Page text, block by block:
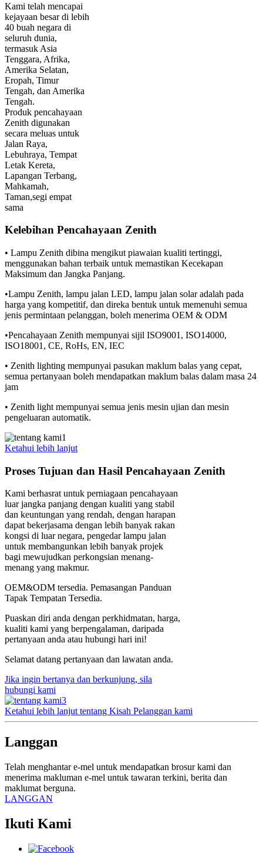
Kami telah mencapai
kejayaan besar di lebih
40 buah negara di
seluruh dunia,
termasuk Asia
Tenggara, Afrika,
Amerika Selatan,
Eropah, Timur
Tengah, dan Amerika
Tengah.
Produk pencahayaan
Zenith digunakan
secara meluas untuk
Jalan Raya,
Lebuhraya, Tempat
Letak Kereta,
Lapangan Terbang,
Mahkamah,
Taman,segi empat
sama
Kelebihan Pencahayaan Zenith
• Lampu Zenith dibina mengikut piawaian kualiti tertinggi,
menggunakan bahan terbaik untuk memastikan Kecekapan
Maksimum dan Jangka Panjang.
•Lampu Zenith, lampu jalan LED, lampu jalan solar adalah pada
harga yang kompetitif, dan direka bentuk untuk memenuhi semua
jenis permintaan pelanggan, boleh menerima OEM & ODM
•Pencahayaan Zenith mempunyai sijil ISO9001, ISO14000,
ISO18001, CE, RoHs, EN, IEC
• Zenith lighting mempunyai pasukan maklum balas yang cepat,
semua pertanyaan boleh mendapatkan maklum balas dalam masa 24
jam
• Zenith light mempunyai semua jenis mesin ujian dan mesin
pengeluaran automatik.
Ketahui lebih lanjut
Proses Tujuan dan Hasil Pencahayaan Zenith
Kami berhasrat untuk perniagaan pencahayaan
luar jangka panjang dengan kualiti yang stabil
dan keuntungan yang rendah, dengan harapan
dapat bekerjasama dengan lebih banyak rakan
kongsi di luar negara, pengedar lampu jalan
untuk membangunkan lebih banyak projek
bagi mewujudkan perkongsian menang-
menang yang makmur.
OEM&ODM tersedia. Pemasangan Panduan
Tapak Tempatan Tersedia.
Puaskan diri anda dengan perkhidmatan, harga,
kualiti kami yang berpengalaman, daripada
pertanyaan anda atau hubungi hari ini!
Selamat datang pertanyaan dan lawatan anda.
Jika ingin bertanya dan berkunjung, sila
hubungi kami
Ketahui lebih lanjut tentang Kisah Pelanggan kami
Langgan
Telah menghantar e-mel untuk mendapatkan brosur kami dan
menerima makluman e-mel untuk tawaran terkini, berita dan
maklumat berguna.
LANGGAN
Ikuti Kami